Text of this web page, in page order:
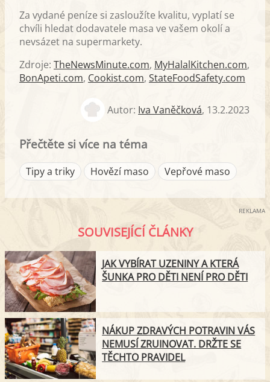
Za vydané peníze si zasloužíte kvalitu, vyplatí se
chvíli hledat dodavatele masa ve vašem okolí a
nevsázet na supermarkety.
Zdroje: TheNewsMinute.com, MyHalalKitchen.com,
BonApeti.com, Cookist.com, StateFoodSafety.com
Autor: Iva Vaněčková, 13.2.2023
Přečtěte si více na téma
Tipy a triky Hovězí maso Vepřové maso
REKLAMA
SOUVISEJÍCÍ ČLÁNKY
JAK VYBÍRAT UZENINY A KTERÁ
ŠUNKA PRO DĚTI NENÍ PRO DĚTI
NÁKUP ZDRAVÝCH POTRAVIN VÁS
NEMUSÍ ZRUINOVAT. DRŽTE SE
TĚCHTO PRAVIDEL